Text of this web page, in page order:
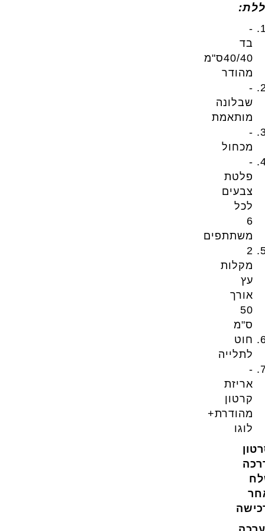
-
בד
40/40ס"מ
מהודר
-
שבלונה
מותאמת
-
מכחול
-
פלטת
צבעים
לכל
6
משתתפים
2
מקלות
עץ
אורך
50
ס"מ
חוט
לתלייה
-
אריזת
קרטון
מהודרת+
לוגו